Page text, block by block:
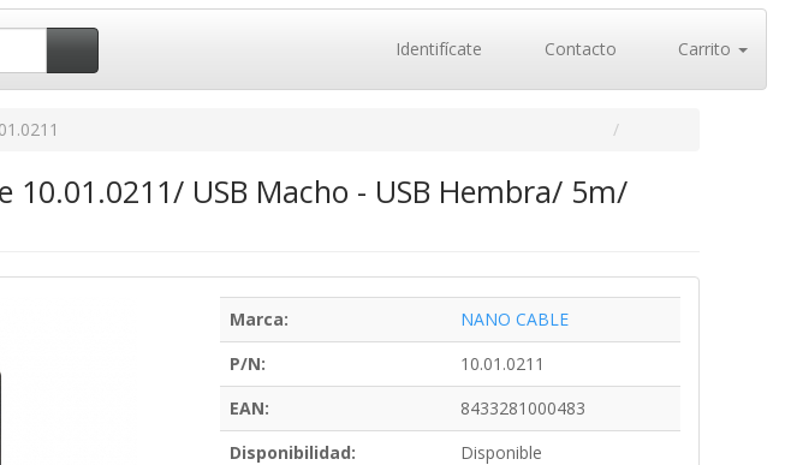
Identifícate Contacto Carrito
10.01.0211/ USB Macho - USB Hembra/ 5m/
Marca:
NANO CABLE
P/N:
10.01.0211
EAN:
8433281000483
Disponibilidad:
Disponible